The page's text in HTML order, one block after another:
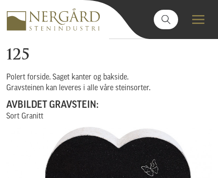
125
Polert forside. Saget kanter og bakside.
Gravsteinen kan leveres i alle våre steinsorter.
AVBILDET GRAVSTEIN:
Sort Granitt